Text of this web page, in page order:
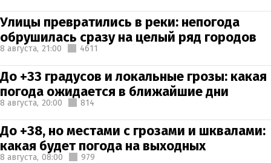
Улицы превратились в реки: непогода
обрушилась сразу на целый ряд городов
8 августа, 21:00 4611
До +33 градусов и локальные грозы: какая
погода ожидается в ближайшие дни
8 августа, 20:00 814
До +38, но местами с грозами и шквалами:
какая будет погода на выходных
8 августа, 08:00 979